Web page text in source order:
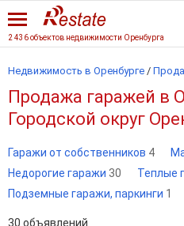
2 436 объектов недвижимости Оренбурга
Недвижимость в Оренбурге /
Продажа гаражей в
Городской округ
Гаражи от собственников 4
Недорогие гаражи 30 Теплые
Подземные гаражи, паркинги 1
30 объявлений